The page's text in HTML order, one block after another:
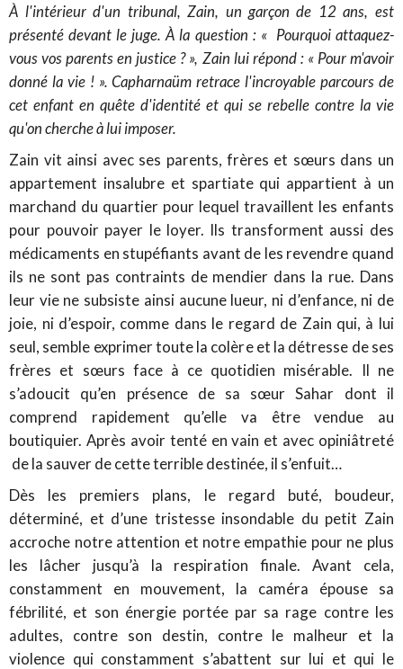
À l'intérieur d'un tribunal, Zain, un garçon de 12 ans, est
présenté devant le juge. À la question : « Pourquoi attaquez-
vous vos parents en justice ? », Zain lui répond : « Pour m'avoir
donné la vie ! ». Capharnaüm retrace l'incroyable parcours de
cet enfant en quête d'identité et qui se rebelle contre la vie
qu'on cherche à lui imposer.
Zain vit ainsi avec ses parents, frères et sœurs dans un
appartement insalubre et spartiate qui appartient à un
marchand du quartier pour lequel travaillent les enfants
pour pouvoir payer le loyer. Ils transforment aussi des
médicaments en stupéfiants avant de les revendre quand
ils ne sont pas contraints de mendier dans la rue. Dans
leur vie ne subsiste ainsi aucune lueur, ni d’enfance, ni de
joie, ni d’espoir, comme dans le regard de Zain qui, à lui
seul, semble exprimer toute la colère et la détresse de ses
frères et sœurs face à ce quotidien misérable. Il ne
s’adoucit qu’en présence de sa sœur Sahar dont il
comprend rapidement qu’elle va être vendue au
boutiquier. Après avoir tenté en vain et avec opiniâtreté
de la sauver de cette terrible destinée, il s’enfuit…
Dès les premiers plans, le regard buté, boudeur,
déterminé, et d’une tristesse insondable du petit Zain
accroche notre attention et notre empathie pour ne plus
les lâcher jusqu’à la respiration finale. Avant cela,
constamment en mouvement, la caméra épouse sa
fébrilité, et son énergie portée par sa rage contre les
adultes, contre son destin, contre le malheur et la
violence qui constamment s’abattent sur lui et qui le